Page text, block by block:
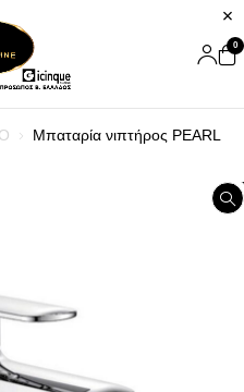
0
Μπαταρία νιπτήρος PEARL